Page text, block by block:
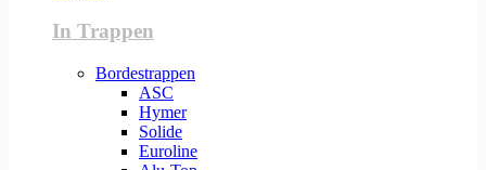
In Trappen
Bordestrappen
ASC
Hymer
Solide
Euroline